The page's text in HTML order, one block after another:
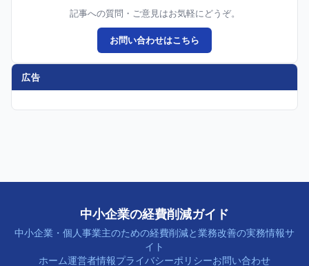
記事への質問・ご意見はお気軽にどうぞ。
お問い合わせはこちら
広告
中小企業の経費削減ガイド
中小企業・個人事業主のための経費削減と業務改善の実務情報サ
イト
ホーム運営者情報プライバシーポリシーお問い合わせ